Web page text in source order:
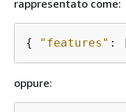
rappresentato come:
{ "features" :
oppure: